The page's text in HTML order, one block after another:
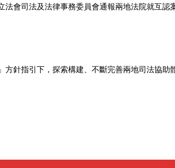
會司法及法律事務委員會通報兩地法院就互認
針指引下，探索構建、不斷完善兩地司法協